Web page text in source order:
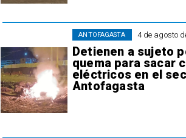
4 de agosto
Detienen a sujeto
quema para sacar
eléctricos en el
Antofagasta
ANTOFAGASTA